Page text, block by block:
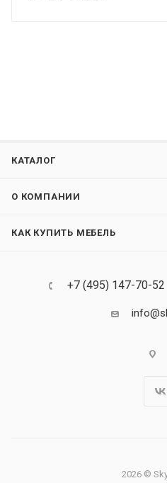
КАТАЛОГ
О КОМПАНИИ
КАК КУПИТЬ МЕБЕЛЬ
+7 (495) 147-70-52
2026 ©